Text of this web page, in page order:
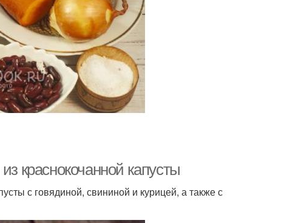
краснокочанной капусты
с говядиной, свининой и курицей, а также с